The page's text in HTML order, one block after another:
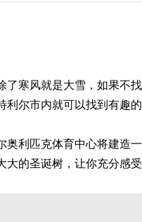
了寒风就是大雪，如果不
尔市内就可以找到有趣的
奥利匹克体育中心将建造
的圣诞树，让你充分感